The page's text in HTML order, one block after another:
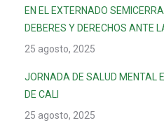
EN EL EXTERNADO
DEBERES Y DERECHOS ANTE
25 agosto, 2025
JORNADA DE SALUD MENTAL
DE CALI
25 agosto, 2025